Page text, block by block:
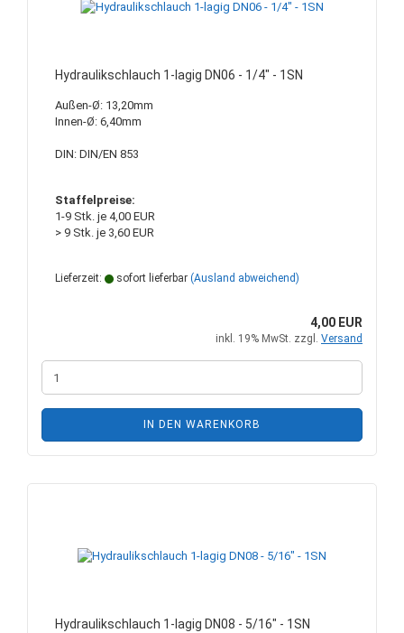
Hydraulikschlauch 1-lagig DN06 - 1/4" - 1SN
Außen-Ø: 13,20mm
Innen-Ø: 6,40mm
DIN: DIN/EN 853
Staffelpreise:
1-9 Stk. je 4,00 EUR
> 9 Stk. je 3,60 EUR
Lieferzeit: sofort lieferbar (Ausland abweichend)
4,00 EUR
inkl. 19% MwSt. zzgl. Versand
IN DEN WARENKORB
Hydraulikschlauch 1-lagig DN08 - 5/16" - 1SN